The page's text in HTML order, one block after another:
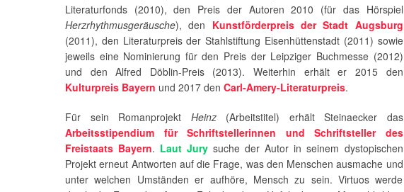
Literaturfonds (2010), den Preis der Autoren 2010 (für das Hörspiel
Herzrhythmusgeräusche), den Kunstförderpreis der Stadt Augsburg
(2011), den Literaturpreis der Stahlstiftung Eisenhüttenstadt (2011) sowie
jeweils eine Nominierung für den Preis der Leipziger Buchmesse (2012)
und den Alfred Döblin-Preis (2013). Weiterhin erhält er 2015 den
Kulturpreis Bayern und 2017 den Carl-Amery-Literaturpreis.
Für sein Romanprojekt Heinz(Arbeitstitel) erhält Steinaecker das
Arbeitsstipendium für Schriftstellerinnen und Schriftsteller des
Freistaats Bayern. Laut Jury suche der Autor in seinem dystopischen
Projekt erneut Antworten auf die Frage, was den Menschen ausmache und
unter welchen Umständen er aufhöre, Mensch zu sein. Virtuos werde